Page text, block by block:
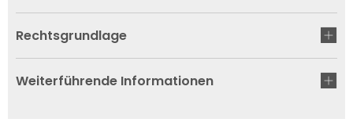
Rechtsgrundlage
Weiterführende Informationen